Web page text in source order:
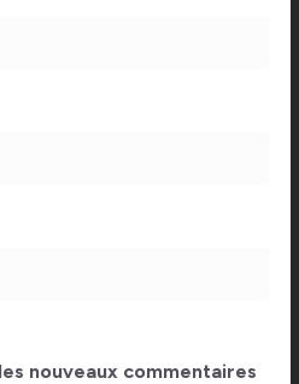
nouveaux commentaires